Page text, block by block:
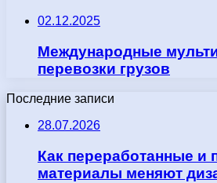
02.12.2025
Международные
перевозки грузов
Последние записи
28.07.2026
Как переработанные и
материалы меняют